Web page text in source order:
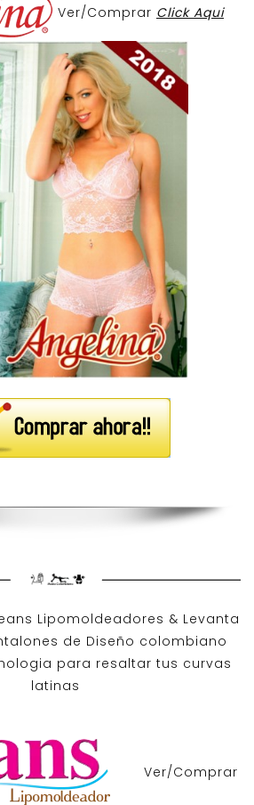
Ver/Comprar Click Aqui
Lipomoldeadores & Levanta
de Diseño colombiano
para resaltar tus curvas
latinas
Ver/Comprar